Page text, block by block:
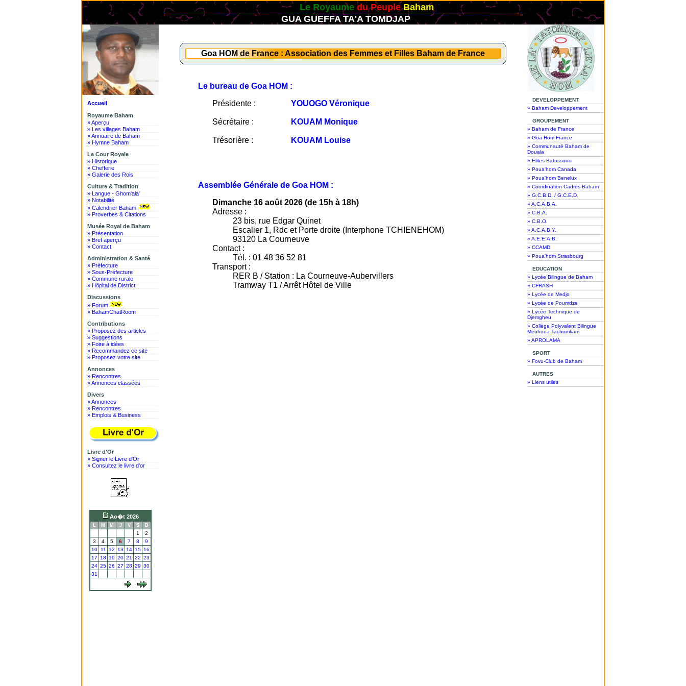
Le Royaumedu PeupleBaham
GUA GUEFFA TA'A TOMDJAP
Accueil
Royaume Baham
» Aperçu
» Les villages Baham
» Annuaire de Baham
» Hymne Baham
La Cour Royale
» Historique
» Chefferie
» Galerie des Rois
Culture & Tradition
» Langue - Ghom'ala'
» Notabilité
» Calendrier Baham
» Proverbes & Citations
Musée Royal de Baham
» Présentation
» Bref aperçu
» Contact
Administration & Santé
» Préfecture
» Sous-Préfecture
» Commune rurale
» Hôpital de District
Discussions
» Forum
» BahamChatRoom
Contributions
» Proposez des articles
» Suggestions
» Foire à idées
» Recommandez ce site
» Proposez votre site
Annonces
» Rencontres
» Annonces classées
Divers
» Annonces
» Rencontres
» Emplois & Business
Livre d'Or
» Signer le Livre d'Or
» Consultez le livre d'or
Ao�t 2026
L M M J V S D
1
2
3
4 5 6 7 8
9
10
11 12 13 14 15 16
17
18 19 20 21 22 23
24 25 26 27 28 29 30
31
DEVELOPPEMENT
» Baham Developpement
GROUPEMENT
» Baham de France
» Goa Hom France
» Communauté Baham de
Douala
» Elites Batossouo
» Poua'hom Canada
» Poua'hom Benelux
» Coordination Cadres Baham
» G.C.B.D. / G.C.E.D.
» A.C.A.B.A.
» C.B.A.
» C.B.O.
» A.C.A.B.Y.
» A.E.E.A.B.
» CCAMD
» Poua'hom Strasbourg
EDUCATION
» Lycée Bilingue de Baham
» CFRASH
» Lycée de Medjo
» Lycée de Poumdze
» Lycée Technique de
Djemgheu
» Collège Polyvalent Bilingue
Meuhoua-Tachomkam
» APROLAMA
SPORT
» Fovu-Club de Baham
AUTRES
» Liens utiles
Goa HOM de France : Association des Femmes et Filles Baham de France
Le bureau de Goa HOM :
Présidente : YOUOGO Véronique
Sécrétaire : KOUAM Monique
Trésorière : KOUAM Louise
Assemblée Générale de Goa HOM :
Dimanche 16 août 2026 (de 15h à 18h)
Adresse :
23 bis, rue Edgar Quinet
Escalier 1, Rdc et Porte droite (Interphone TCHIENEHOM)
93120 La Courneuve
Contact :
Tél. : 01 48 36 52 81
Transport :
RER B / Station : La Courneuve-Aubervillers
Tramway T1 / Arrêt Hôtel de Ville